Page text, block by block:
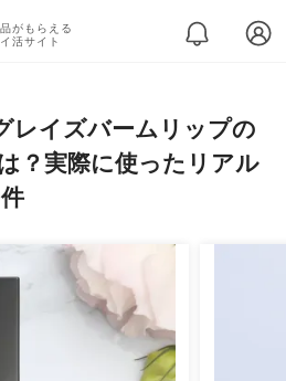
がもらえる
活サイト
レイズバームリップの
？実際に使ったリアル